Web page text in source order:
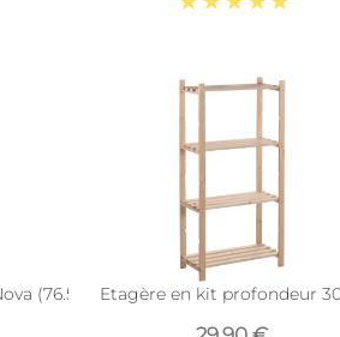
(76.5 x 38.5 x 174.5 cm)
Etagère en kit profondeur